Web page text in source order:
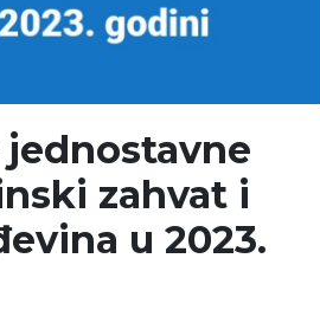
zahvat i
u 2023.